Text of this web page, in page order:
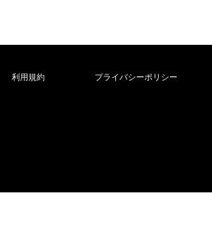
利用規約 プライバシーポリシー